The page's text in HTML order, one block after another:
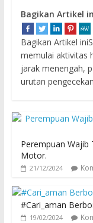
Bagikan Artikel
Bagikan Artikel
memulai aktivitas
jarak menengah,
urutan
Perempuan Wajib
Motor.
21/12/2024
#Cari_aman
19/02/2024